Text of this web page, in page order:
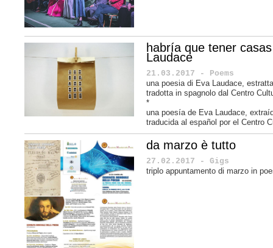
habría que tener
Laudace
21.03.2017 - Poems
una poesia di Eva Laudace,
tradotta in spagnolo dal Centro
*
una poesía de Eva Laudace,
traducida al español por el Centro
da marzo è tutto
27.02.2017 - Gigs
triplo appuntamento di marzo in